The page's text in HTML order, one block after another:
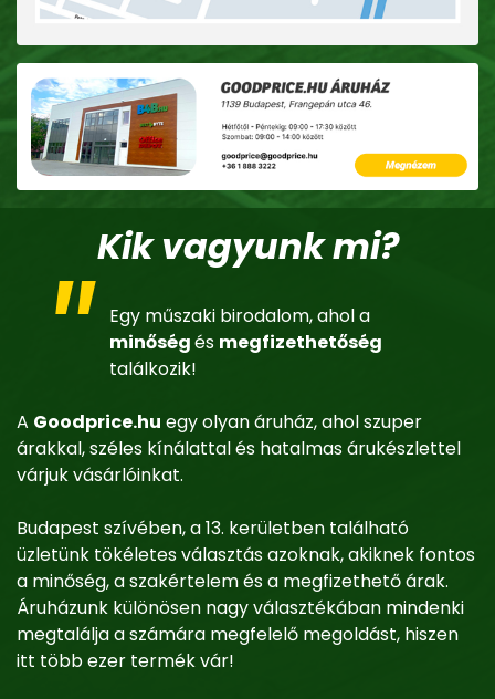
Kik vagyunk mi?
Egy műszaki birodalom, ahol a
minőségés megfizethetőség
találkozik!
A Goodprice.hu egy olyan áruház, ahol szuper
árakkal, széles kínálattal és hatalmas árukészlettel
várjuk vásárlóinkat.
Budapest szívében, a 13. kerületben található
üzletünk tökéletes választás azoknak, akiknek fontos
a minőség, a szakértelem és a megfizethető árak.
Áruházunk különösen nagy választékában mindenki
megtalálja a számára megfelelő megoldást, hiszen
itt több ezer termék vár!